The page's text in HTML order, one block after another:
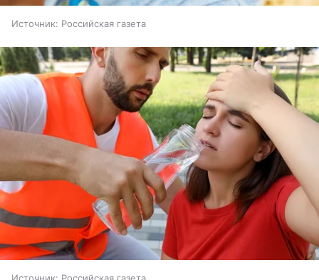
Источник: Российская газета